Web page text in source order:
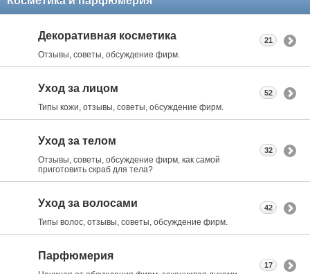
Декоративная косметика
Отзывы, советы, обсуждение фирм.
21
Уход за лицом
Типы кожи, отзывы, советы, обсуждение фирм.
52
Уход за телом
Отзывы, советы, обсуждение фирм, как самой
приготовить скраб для тела?
32
Уход за волосами
Типы волос, отзывы, советы, обсуждение фирм.
42
Парфюмерия
17